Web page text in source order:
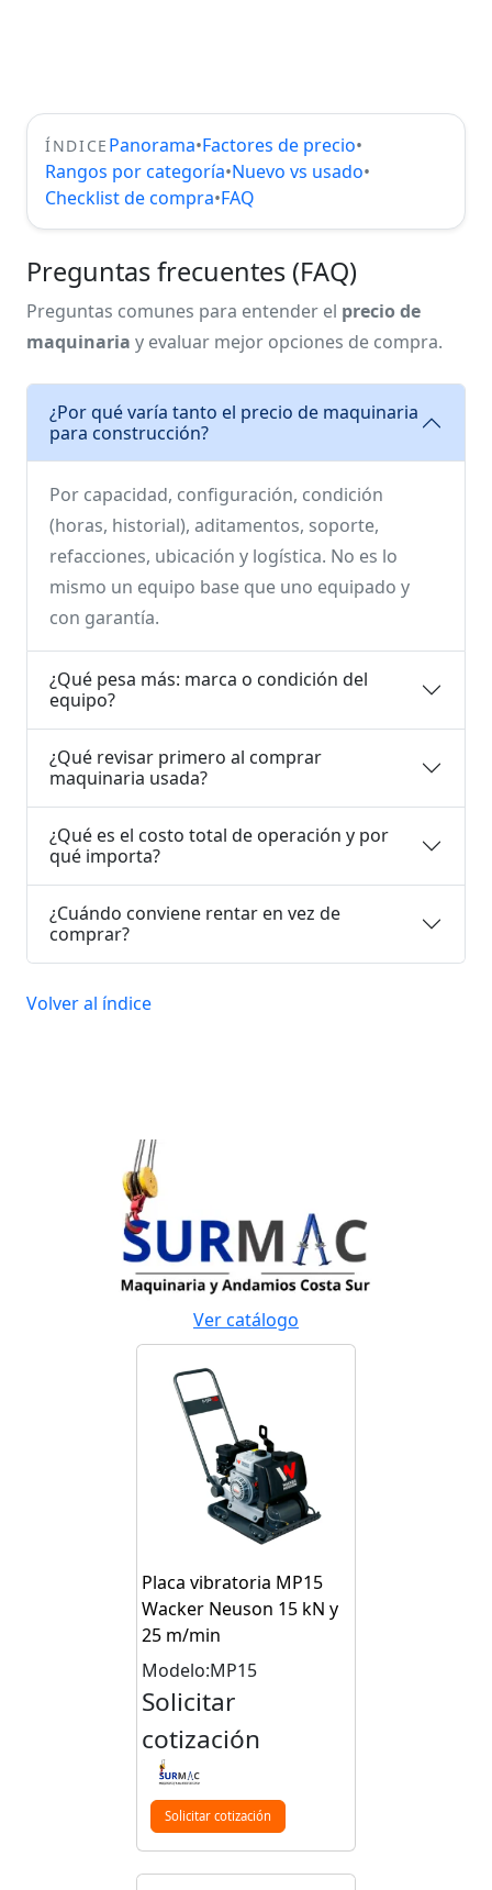
ÍNDICE Panorama•Factores de precio•
Rangos por categoría•Nuevo vs usado•
Checklist de compra•FAQ
Preguntas frecuentes (FAQ)
Preguntas comunes para entender el precio de
maquinaria y evaluar mejor opciones de compra.
¿Por qué varía tanto el precio de maquinaria
para construcción?
Por capacidad, configuración, condición
(horas, historial), aditamentos, soporte,
refacciones, ubicación y logística. No es lo
mismo un equipo base que uno equipado y
con garantía.
¿Qué pesa más: marca o condición del
equipo?
¿Qué revisar primero al comprar
maquinaria usada?
¿Qué es el costo total de operación y por
qué importa?
¿Cuándo conviene rentar en vez de
comprar?
Volver al índice
Ver catálogo
Placa vibratoria MP15
Wacker Neuson 15 kN y
25 m/min
Modelo:MP15
Solicitar
cotización
Solicitar cotización